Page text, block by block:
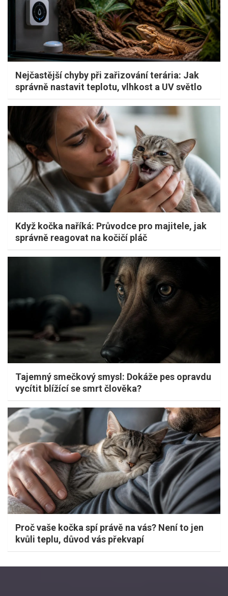
Nejčastější chyby při zařizování terária: Jak
správně nastavit teplotu, vlhkost a UV světlo
Když kočka naříká: Průvodce pro majitele, jak
správně reagovat na kočičí pláč
Tajemný smečkový smysl: Dokáže pes opravdu
vycítit blížící se smrt člověka?
Proč vaše kočka spí právě na vás? Není to jen
kvůli teplu, důvod vás překvapí